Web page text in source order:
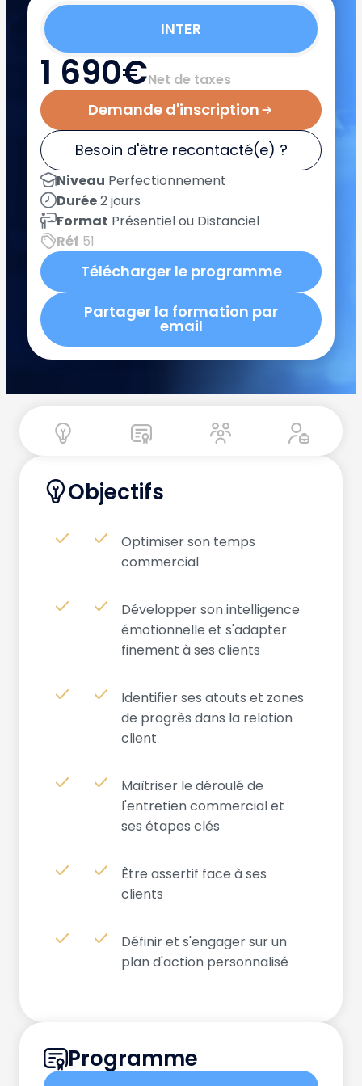
INTER
1 690€Net de taxes
Demande d'inscription
Besoin d'être recontacté(e) ?
Niveau Perfectionnement
Durée2 jours
Format Présentiel ou Distanciel
Réf 51
Télécharger le programme
Partager la formation par
email
Objectifs
Optimiser son temps
commercial
Développer son intelligence
émotionnelle et s'adapter
finement à ses clients
Identifier ses atouts et zones
de progrès dans la relation
client
Maîtriser le déroulé de
l'entretien commercial et
ses étapes clés
Être assertif face à ses
clients
Définir et s'engager sur un
plan d'action personnalisé
Programme